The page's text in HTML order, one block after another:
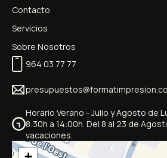
Contacto
Servicios
Sobre Nosotros
964 03 77 77
Horario Verano - Julio y Agosto de
8:30h a 14:00h. Del 8 al 23 de
vacaciones.